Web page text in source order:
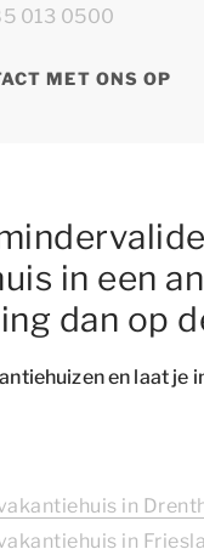
013 0500
MET ONS OP
in een
dan op
en laat je
in
in